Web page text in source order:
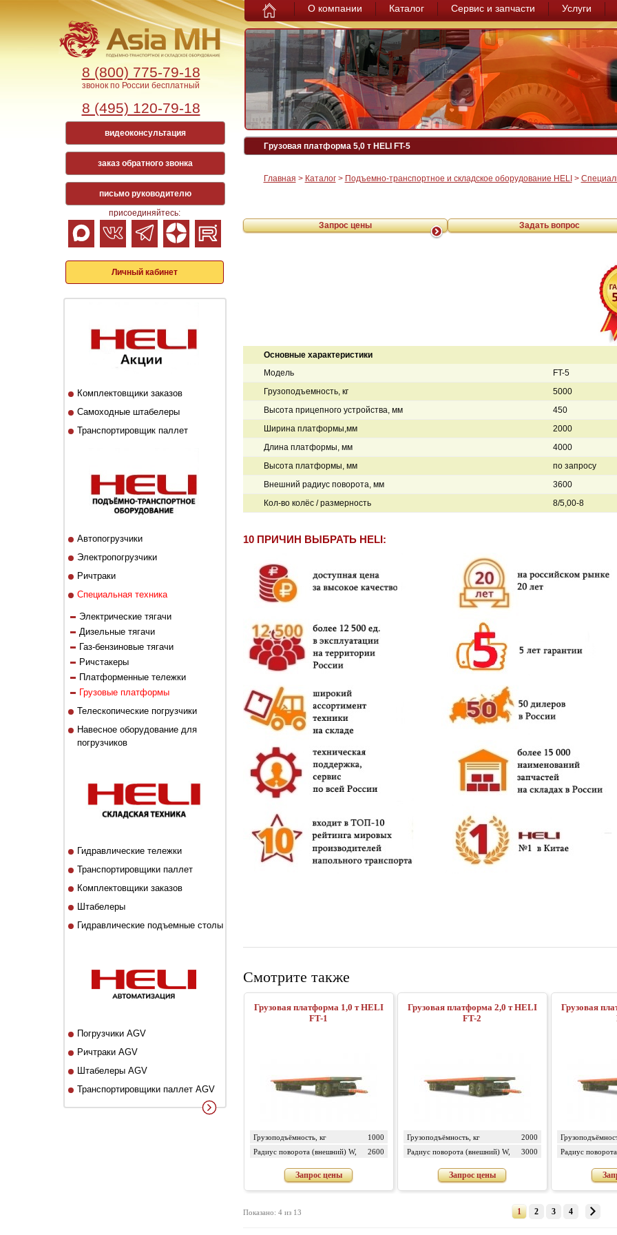
8 (800) 775-79-18
звонок по России бесплатный
8 (495) 120-79-18
видеоконсультация
заказ обратного звонка
письмо руководителю
присоединяйтесь:
Личный кабинет
Комплектовщики заказов
Самоходные штабелеры
Транспортировщик паллет
Автопогрузчики
Электропогрузчики
Ричтраки
Специальная техника
Электрические тягачи
Дизельные тягачи
Газ-бензиновые тягачи
Ричстакеры
Платформенные тележки
Грузовые платформы
Телескопические погрузчики
Навесное оборудование для
погрузчиков
Гидравлические тележки
Транспортировщики паллет
Комплектовщики заказов
Штабелеры
Гидравлические подъемные столы
Погрузчики AGV
Ричтраки AGV
Штабелеры AGV
Транспортировщики паллет AGV
О компании Каталог Сервис и запчасти Услуги
Главная > Каталог> Подъемно-транспортное и складское оборудование HELI >
Грузовая платформа 5,0 т HELI FT-5
Запрос цены Задать вопрос
Основные характеристики
Модель
FT-5
Грузоподъемность, кг
5000
Высота прицепного устройства, мм
450
Ширина платформы,мм
2000
Длина платформы, мм
4000
Высота платформы, мм
по запросу
Внешний радиус поворота, мм
3600
Кол-во колёс / размерность
8/5,00-8
10 ПРИЧИН ВЫБРАТЬ HELI:
Смотрите также
Грузовая платформа 1,0 т HELI
FT-1
Грузоподъёмность, кг
1000
Радиус поворота (внешний) W,
2600
Запрос цены
Грузовая платформа 2,0 т HELI
FT-2
Грузоподъёмность, кг
2000
Радиус поворота (внешний) W,
3000
Запрос цены
Грузовая
Радиус
Показано: 4 из 13 1 2 3 4